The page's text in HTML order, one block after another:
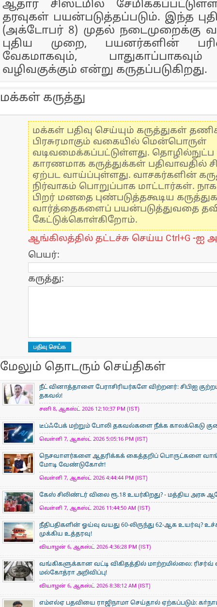
ஆதார் சிஸ்டமில்
தரவுகள் பயன்படுத்தப்படும். இந்த
(அக்டோபர் 8) முதல் நடைமுறைக்கு
புதிய முறை, பயனர்களின்
வேகமாகவும்,
வழிவகுக்கும் என்று கருதப்படுகிறது.
மக்கள் கருத்து
மக்கள் பதிவு செய்யும் கருத்துகள்
பிரசுரமாகும் வகையில் மென்பொருள்
வடிவமைக்கப்பட்டுள்ளது.
காரணமாக கருத்துக்கள் பதிவாவதில்
ஏற்பட வாய்ப்புள்ளது. வாசகர்களின்
நிர்வாகம் பொறுப்பாக மாட்டார்கள்.
பிறர் மனதை புண்படுத்தகூடிய
வார்த்தைகளைப் பயன்படுத்துவதை
கேட்டுக்கொள்கிறோம்.
ஆங்கிலத்தில் தட்டச்சு செய்ய Ctrl+G -ஐ
பெயர்:
கருத்து:
மேலும் தொடரும் செய்திகள்
நீட் வினாத்தாளை பேராசிரியர்களே விற்றனர்: சிபிஐ
தகவல்!
சனி 8, ஆகஸ்ட் 2026 12:10:37 PM (IST)
டீப்ஃபேக் மற்றும் போலி தகவல்களை நீக்க காலக்கெடு
வெள்ளி 7, ஆகஸ்ட் 2026 5:05:16 PM (IST)
நெசவாளர்களை ஆதரிக்கக் கைத்தறிப் பொருட்களை
மோடி வேண்டுகோள்!
வெள்ளி 7, ஆகஸ்ட் 2026 4:44:44 PM (IST)
கேஸ் சிலிண்டர் விலை ரூ.18 உயர்கிறது? - மத்திய அரசு
வெள்ளி 7, ஆகஸ்ட் 2026 11:44:50 AM (IST)
நீதிபதிகளின் ஓய்வு வயது 60-லிருந்து 62-ஆக உயர்வு?
முக்கிய உத்தரவு!
வியாழன் 6, ஆகஸ்ட் 2026 4:36:28 PM (IST)
வங்கிகளுக்கான வட்டி விகிதத்தில் மாற்றமில்லை:
மல்கோத்ரா அறிவிப்பு!
வியாழன் 6, ஆகஸ்ட் 2026 8:38:12 AM (IST)
எம்எல்ஏ பதவியை ராஜிநாமா செய்தால் ஏற்கப்படும்: